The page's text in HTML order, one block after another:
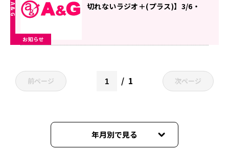
お知らせ
切れないラジオ＋(プラス)】3/6・
前ページ 1 次ページ
年月別で見る